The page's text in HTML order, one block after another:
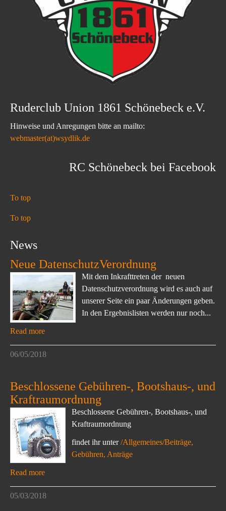
Ruderclub Union 1861 Schönebeck e.V.
Hinweise und Anregungen bitte an mailto:
webmaster(at)wsydlik.de
RC Schönebeck bei Facebook
To top
To top
News
Neue DatenschutzVerordnung
Mit dem Inkrafttreten der neuen
Datenschutzverordnung wird es auch auf
unserer Seite ein paar Änderungen geben.
In den Ergebnislisten werden nur noch...
Read more
06/05/2018
Beschlossene Gebühren-, Bootshaus-, und
Kraftraumordnung
Beschlossene Gebühren-, Bootshaus-, und
Kraftraumordnung
findet ihr unter/Allgemeines/Beiträge,
Gebühren, Anträge
Read more
05/03/2018